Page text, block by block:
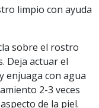
limpio con ayuda
sobre el rostro
Deja actuar el
enjuaga con agua
2-3 veces
de la piel.